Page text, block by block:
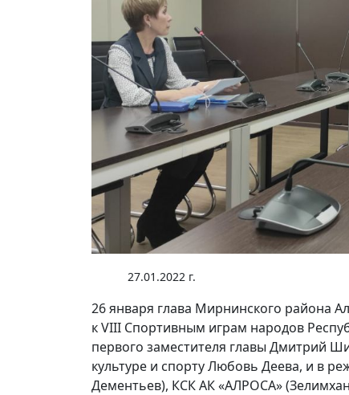
27.01.2022 г.
26 января глава Мирнинского района
к VIII Спортивным играм народов
первого заместителя главы Дмитрий
культуре и спорту Любовь Деева, и в
Дементьев), КСК АК «АЛРОСА»